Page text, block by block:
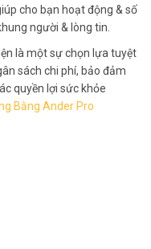
cho bạn hoạt động & số
người & lòng tin.
là một sự chọn lựa tuyệt
sách chi phí, bảo đảm
quyền lợi sức khỏe
Bằng Ander Pro